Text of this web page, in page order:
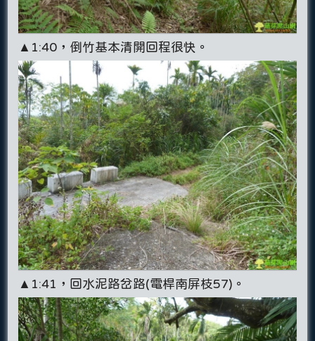
▲1:40，倒竹基本清開回程很快。
▲1:41，回水泥路岔路(電桿南屏枝57)。